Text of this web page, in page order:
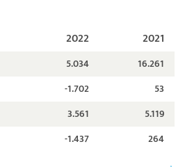
2022 2021
5.034
16.261
-1.702
53
3.561
5.119
-1.437 264